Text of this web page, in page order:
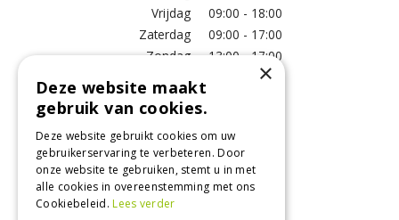
Vrijdag
09:00 - 18:00
Zaterdag
09:00 - 17:00
Zondag
13:00 - 17:00
Meer vestigingsinformatie >
Informatie
Over ons
Algemene voorwaarden
×
Deze website maakt
gebruik van cookies.
Deze website gebruikt cookies om uw
gebruikerservaring te verbeteren. Door
onze website te gebruiken, stemt u in met
alle cookies in overeenstemming met ons
Cookiebeleid.Lees verder